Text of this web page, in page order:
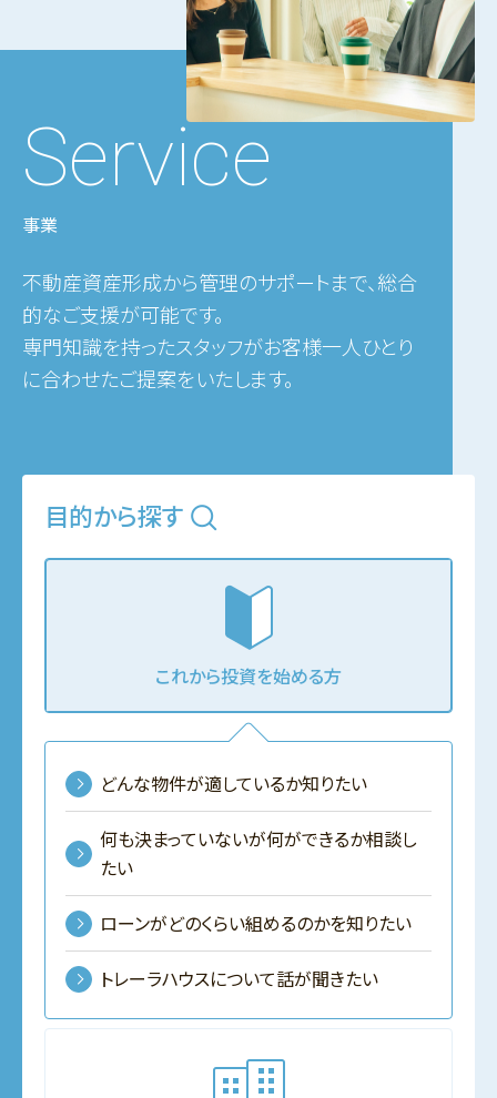
Service
事業
不動産資産形成から管理のサポートまで、総合
的なご支援が可能です。
専門知識を持ったスタッフがお客様一人ひとり
に合わせたご提案をいたします。
目的から探す
これから投資を始める方
どんな物件が適しているか知りたい
何も決まっていないが何ができるか相談し
たい
ローンがどのくらい組めるのかを知りたい
トレーラハウスについて話が聞きたい